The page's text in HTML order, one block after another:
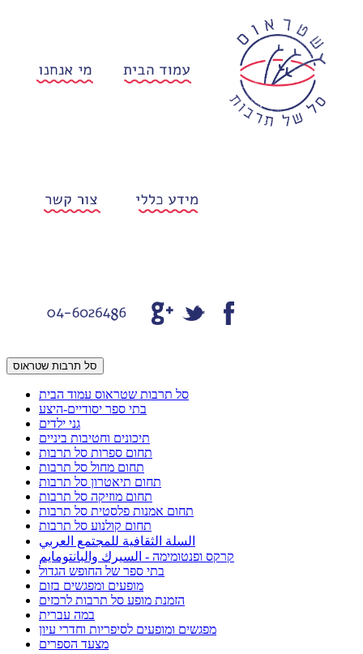
סל תרבות שטראוס
סל תרבות שטראוס עמוד הבית
בתי ספר יסודיים-היצע
גני ילדים
תיכונים וחטיבות ביניים
תחום ספרות סל תרבות
תחום מחול סל תרבות
תחום תיאטרון סל תרבות
תחום מוזיקה סל תרבות
תחום אמנות פלסטית סל תרבות
תחום קולנוע סל תרבות
السلة الثقافية للمجتمع العربي
קרקס ופנטומימה - السيرك والبانتومايم
בתי ספר של החופש הגדול
מופעים ומפגשים בזום
הזמנת מופע סל תרבות לרכזים
במה עברית
מפגשים ומופעים לסיפריות וחדרי עיון
מצעד הספרים